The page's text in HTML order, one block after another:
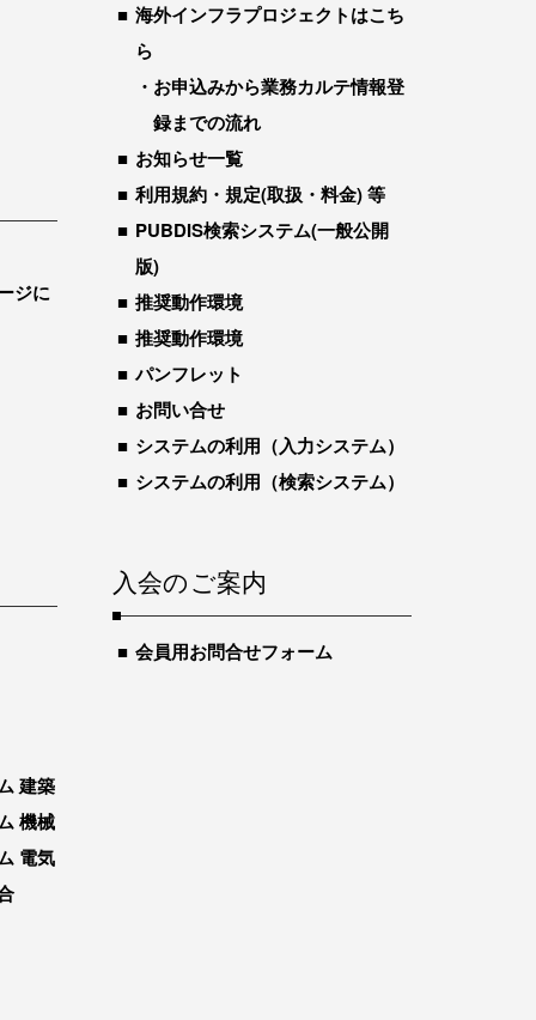
ジに
建築
機械
電気
海外インフラプロジェクトはこち
ら
お申込みから業務カルテ情報登
録までの流れ
お知らせ一覧
利用規約・規定(取扱・料金) 等
PUBDIS検索システム(一般公開
版)
推奨動作環境
推奨動作環境
パンフレット
お問い合せ
システムの利用（入力システム）
システムの利用（検索システム）
入会のご案内
会員用お問合せフォーム